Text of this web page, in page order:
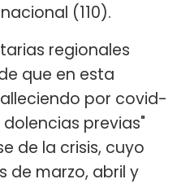
(110).
regionales
que en esta
por covid-
previas"
de la crisis, cuyo
de marzo, abril y